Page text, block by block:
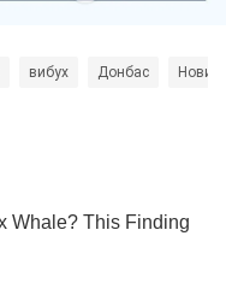
вибух Донбас